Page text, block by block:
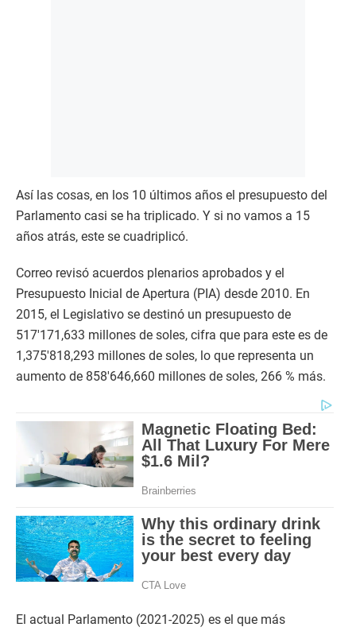
Así las cosas, en los 10 últimos años el presupuesto del
Parlamento casi se ha triplicado. Y si no vamos a 15
años atrás, este se cuadriplicó.
Correo revisó acuerdos plenarios aprobados y el
Presupuesto Inicial de Apertura (PIA) desde 2010. En
2015, el Legislativo se destinó un presupuesto de
517′171,633 millones de soles, cifra que para este es de
1,375′818,293 millones de soles, lo que representa un
aumento de 858′646,660 millones de soles, 266 % más.
El actual Parlamento (2021-2025) es el que más